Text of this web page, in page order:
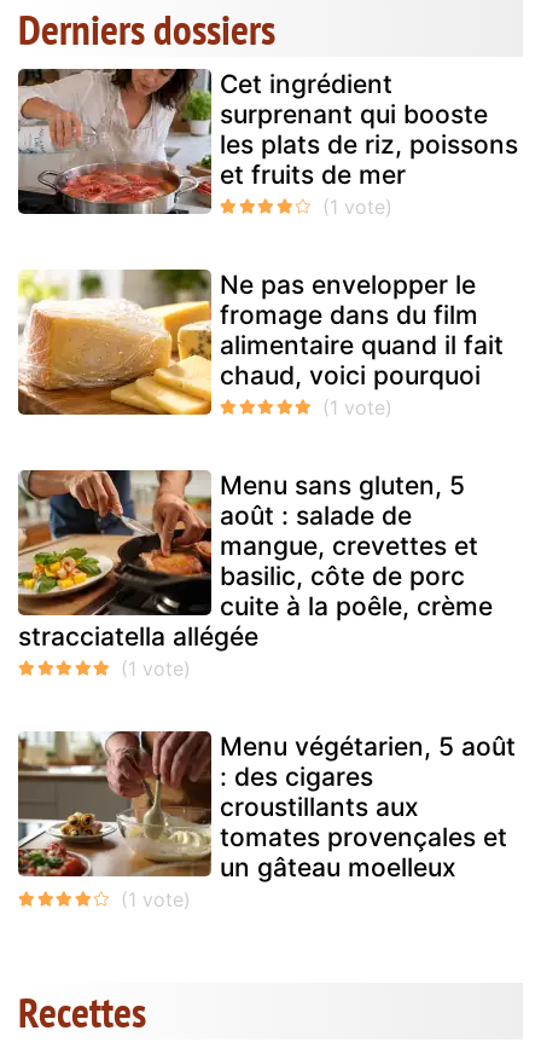
Derniers dossiers
Cet ingrédient
surprenant qui booste
les plats de riz, poissons
et fruits de mer
Ne pas envelopper le
fromage dans du film
alimentaire quand il fait
chaud, voici pourquoi
Menu sans gluten, 5
août : salade de
mangue, crevettes et
basilic, côte de porc
cuite à la poêle, crème
stracciatella allégée
Menu végétarien, 5 août
: des cigares
croustillants aux
tomates provençales et
un gâteau moelleux
Recettes